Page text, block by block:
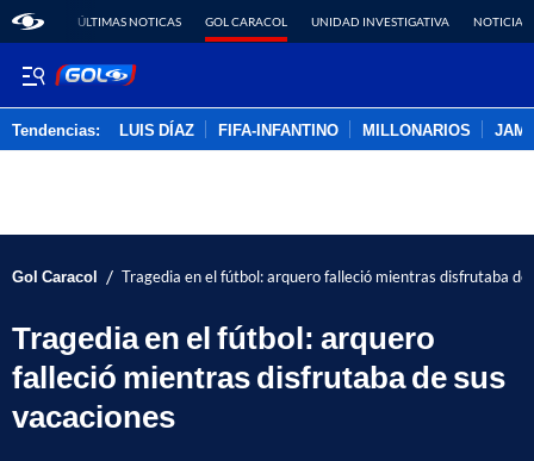
ÚLTIMAS NOTICAS GOL CARACOL UNIDAD INVESTIGATIVA NOTICIAS
Tendencias: LUIS DÍAZ FIFA-INFANTINO MILLONARIOS
Gol Caracol / Tragedia en el fútbol: arquero falleció mientras disfrutaba de
Tragedia en el fútbol: arquero
falleció mientras disfrutaba de sus
vacaciones